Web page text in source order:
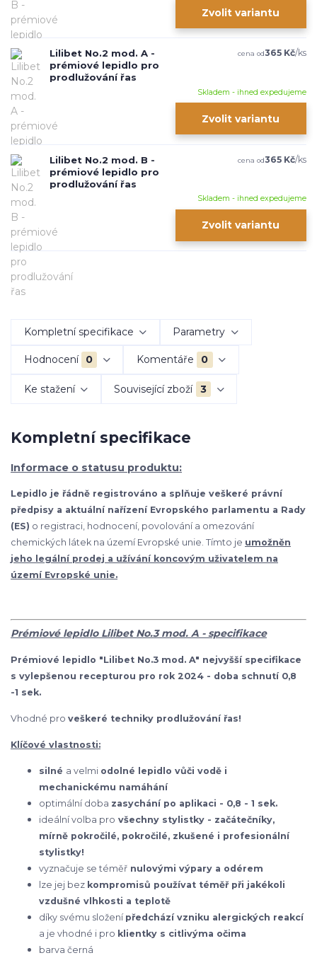
Zvolit variantu
Lilibet No.2 mod. A -
prémiové lepidlo pro
prodlužování řas
cena od365 Kč/ks
Skladem - ihned expedujeme
Zvolit variantu
Lilibet No.2 mod. B -
prémiové lepidlo pro
prodlužování řas
cena od365 Kč/ks
Skladem - ihned expedujeme
Zvolit variantu
Kompletní specifikace Parametry
Hodnocení 0 Komentáře 0
Ke stažení Související zboží 3
Kompletní specifikace
Informace o statusu produktu:
Lepidlo je řádně registrováno a splňuje veškeré právní
předpisy a aktuální nařízení Evropského parlamentu a Rady
(ES) o registraci, hodnocení, povolování a omezování
chemických látek na území Evropské unie. Tímto je umožněn
jeho legální prodej a užívání koncovým uživatelem na
území Evropské unie.
Prémiové lepidlo Lilibet No.3 mod. A - specifikace
Prémiové lepidlo "Lilibet No.3 mod. A" nejvyšší specifikace
s vylepšenou recepturou pro rok 2024 - doba schnutí 0,8
-1 sek.
Vhodné pro veškeré techniky prodlužování řas!
Klíčové vlastnosti:
silné a velmi odolné lepidlo vůči vodě i
mechanickému namáhání
optimální doba zasychání po aplikaci - 0,8 - 1 sek.
ideální volba pro všechny stylistky - začátečníky,
mírně pokročilé, pokročilé, zkušené i profesionální
stylistky!
vyznačuje se téměř nulovými výpary a odérem
lze jej bez kompromisů používat téměř při jakékoli
vzdušné vlhkosti a teplotě
díky svému složení předchází vzniku alergických reakcí
a je vhodné i pro klientky s citlivýma očima
barva černá